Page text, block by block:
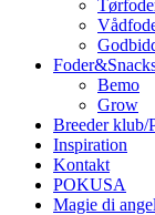
Bemo
Grow
Breeder klub/
Inspiration
Kontakt
POKUSA
Magie di